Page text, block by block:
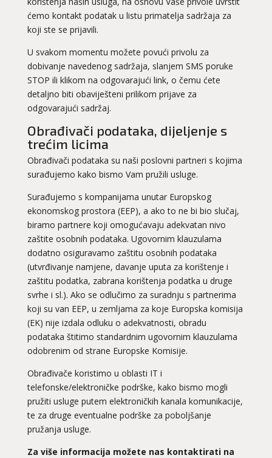
ćemo kontakt podatak u listu primatelja sadržaja za
koji ste se prijavili.
U svakom momentu možete povući privolu za
dobivanje navedenog sadržaja, slanjem SMS poruke
STOP ili klikom na odgovarajući link, o čemu ćete
detaljno biti obaviješteni prilikom prijave za
odgovarajući sadržaj.
Obrađivači podataka, dijeljenje s
trećim licima
Obrađivači podataka su naši poslovni partneri s kojima
surađujemo kako bismo Vam pružili usluge.
Surađujemo s kompanijama unutar Europskog
ekonomskog prostora (EEP), a ako to ne bi bio slučaj,
biramo partnere koji omogućavaju adekvatan nivo
zaštite osobnih podataka. Ugovornim klauzulama
dodatno osiguravamo zaštitu osobnih podataka
(utvrđivanje namjene, davanje uputa za korištenje i
zaštitu podatka, zabrana korištenja podatka u druge
svrhe i sl.). Ako se odlučimo za suradnju s partnerima
koji su van EEP, u zemljama za koje Europska komisija
(EK) nije izdala odluku o adekvatnosti, obradu
podataka štitimo standardnim ugovornim klauzulama
odobrenim od strane Europske Komisije.
Obrađivače koristimo u oblasti IT i
telefonske/elektroničke podrške, kako bismo mogli
pružiti usluge putem elektroničkih kanala komunikacije,
te za druge eventualne podrške za poboljšanje
pružanja usluge.
Za više informacija možete nas kontaktirati na